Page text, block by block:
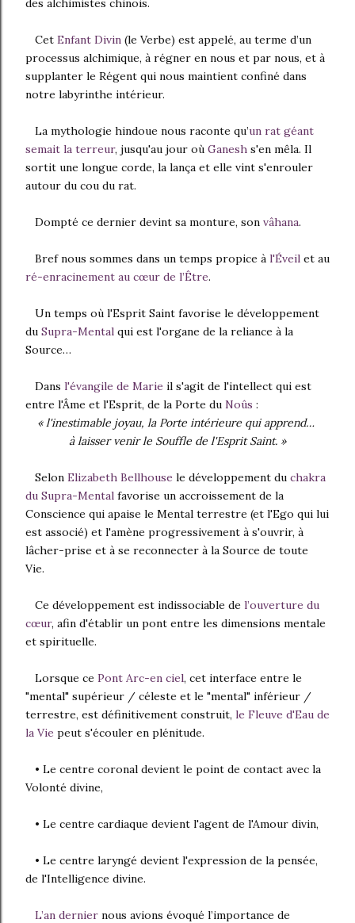
des alchimistes chinois.
Cet Enfant Divin (le Verbe) est appelé, au terme d’un
processus alchimique, à régner en nous et par nous, et à
supplanter le Régent qui nous maintient confiné dans
notre labyrinthe intérieur.
La mythologie hindoue nous raconte qu’un rat géant
semait la terreur, jusqu'au jour où Ganesh s'en mêla. Il
sortit une longue corde, la lança et elle vint s'enrouler
autour du cou du rat.
Dompté ce dernier devint sa monture, son vâhana.
Bref nous sommes dans un temps propice à l'Éveil et au
ré-enracinement au cœur de l’Être.
Un temps où l'Esprit Saint favorise le développement
du Supra-Mental qui est l'organe de la reliance à la
Source…
Dans l'évangile de Marie il s'agit de l'intellect qui est
entre l'Âme et l'Esprit, de la Porte du Noûs :
« l'inestimable joyau, la Porte intérieure qui apprend…
à laisser venir le Souffle de l'Esprit Saint. »
Selon Elizabeth Bellhouse le développement du chakra
du Supra-Mental favorise un accroissement de la
Conscience qui apaise le Mental terrestre (et l'Ego qui lui
est associé) et l'amène progressivement à s'ouvrir, à
lâcher-prise et à se reconnecter à la Source de toute
Vie.
Ce développement est indissociable de l’ouverture du
cœur, afin d'établir un pont entre les dimensions mentale
et spirituelle.
Lorsque ce Pont Arc-en ciel, cet interface entre le
"mental" supérieur / céleste et le "mental" inférieur /
terrestre, est définitivement construit, le Fleuve d'Eau de
la Vie peut s'écouler en plénitude.
• Le centre coronal devient le point de contact avec la
Volonté divine,
• Le centre cardiaque devient l'agent de l'Amour divin,
• Le centre laryngé devient l'expression de la pensée,
de l'Intelligence divine.
L’an dernier nous avions évoqué l’importance de